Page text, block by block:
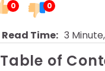
0 0
Read Time: 3
Table of